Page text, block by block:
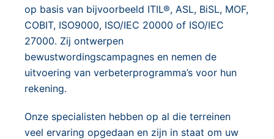
op basis van bijvoorbeeld ITIL®, ASL, BiSL, MOF,
COBIT, ISO9000, ISO/IEC 20000 of ISO/IEC
27000. Zij ontwerpen
bewustwordingscampagnes en nemen de
uitvoering van verbeterprogramma’s voor hun
rekening.
Onze specialisten hebben op al die terreinen
veel ervaring opgedaan en zijn in staat om uw